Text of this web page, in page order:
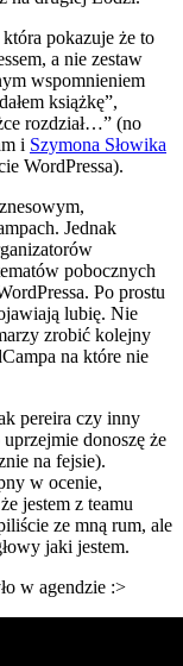
pokazuje że to
a nie zestaw
wspomnieniem
książkę”,
rozdział…” (no
i Szymona Słowika
WordPressa).
Jednak
pobocznych
Po prostu
lubię. Nie
zrobić kolejny
na które nie
pereira czy inny
donoszę że
na fejsie).
w ocenie,
jestem z teamu
ze mną rum, ale
jaki jestem.
w agendzie :>